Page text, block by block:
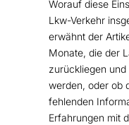
Worauf diese
Lkw-Verkehr
erwähnt der
Monate, die der
zurückliegen
werden, oder ob
fehlenden
Erfahrungen mit